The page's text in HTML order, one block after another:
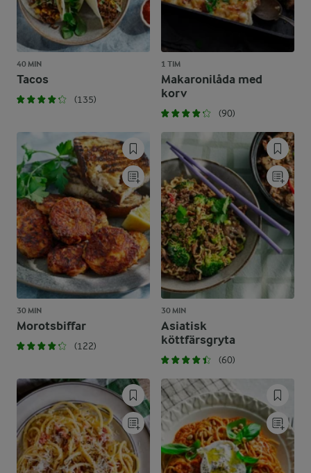
40 MIN
Tacos
(135)
1 TIM
Makaronilåda med
korv
(90)
30 MIN
Morotsbiffar
(122)
30 MIN
Asiatisk
köttfärsgryta
(60)